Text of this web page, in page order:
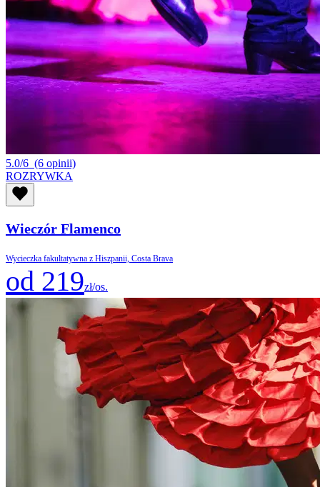
5.0/6 (6 opinii)
ROZRYWKA
Wieczór Flamenco
Wycieczka fakultatywna z Hiszpanii, Costa Brava
od 219zł/os.